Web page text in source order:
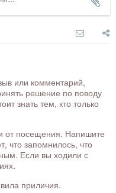
или комментарий,
решение по поводу
знать тем, кто только
от посещения. Напишите
что запомнилось, что
Если вы ходили с
приличия.